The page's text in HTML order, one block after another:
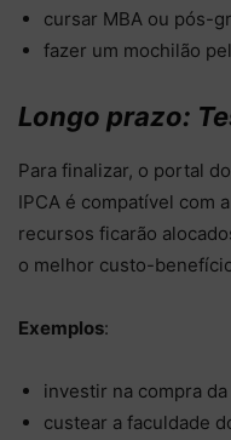
cursar MBA ou pós-
fazer um mochilão
Longo prazo:
Para finalizar, o portal
IPCA é compatível com
recursos ficarão
o melhor custo-
Exemplos:
investir na compra
custear a faculdade